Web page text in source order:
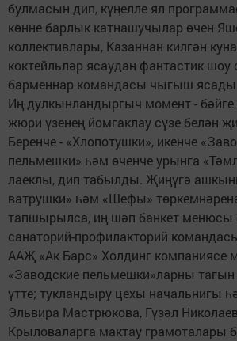
булмасын дип, күңелле ял
көнне барлык катнашучылар өчен
коллективлары, Казаннан килгән
коктейльләр ясаудан фантастик
барменнар командасы чыгыш
Иң дулкынландыргыч момент -
жюри үзенең йомгаклау сүзе белән
Беренче - «Хлопотушки», икенче
пельмешки» һәм өченче урынга
лаеклы, дип табылды. Җиңүгә
ватрушки» һәм «Шефы»
тапшырылса, иң шәп банкет менюсы
санаторий-профилакторий
ААҖ «Ак Барс» Холдинг компаниясе
«Заводские пельмешки»ларны тагын
үтте; тукландыру цехы начальнигы
Эльвира Мастрюкова, Гүзәл
Крыловаларга мактау грамоталары